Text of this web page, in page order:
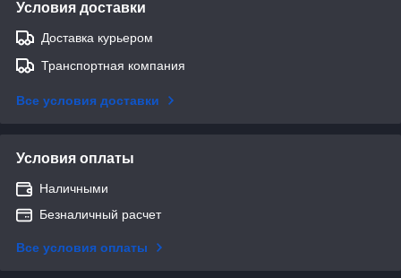
Условия доставки
Доставка курьером
Транспортная компания
Все условия доставки
Условия оплаты
Наличными
Безналичный расчет
Все условия оплаты